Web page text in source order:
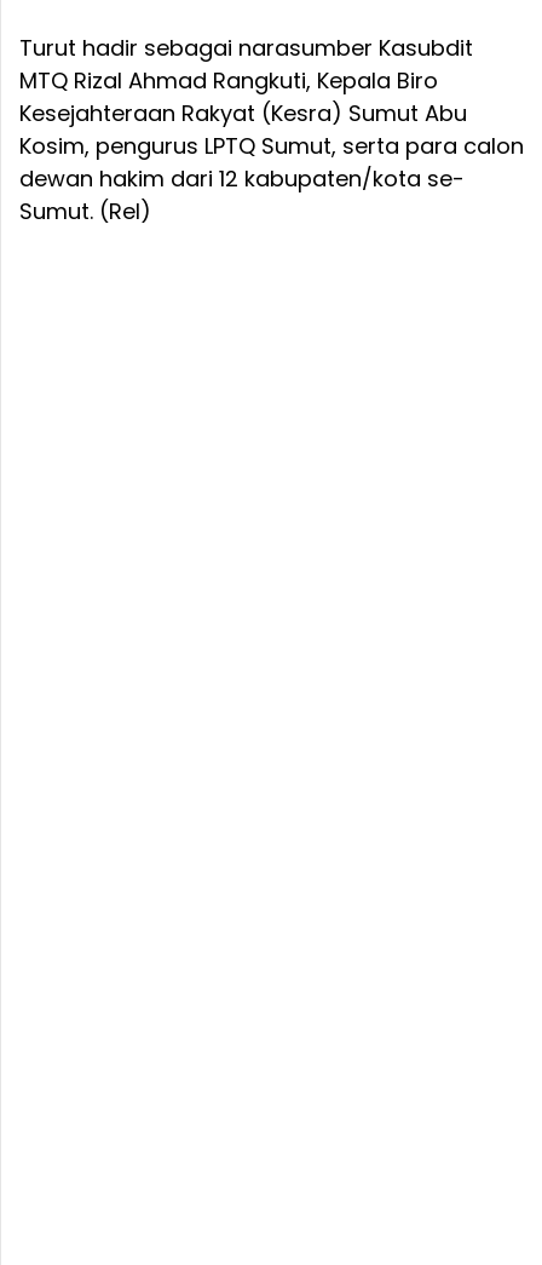
Turut hadir sebagai narasumber Kasubdit
MTQ Rizal Ahmad Rangkuti, Kepala Biro
Kesejahteraan Rakyat (Kesra) Sumut Abu
Kosim, pengurus LPTQ Sumut, serta para calon
dewan hakim dari 12 kabupaten/kota se-
Sumut. (Rel)